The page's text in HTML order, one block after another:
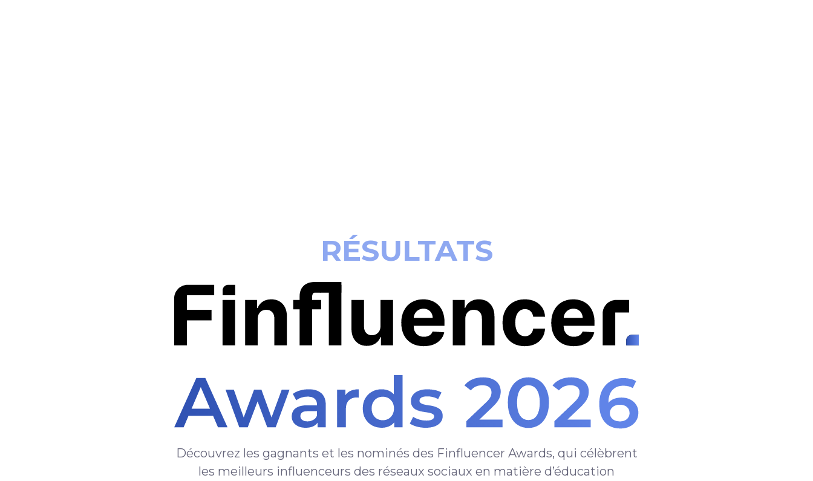
RÉSULTATS
Découvrez les gagnants et les nominés des Finfluencer Awards, qui célèbrent
les meilleurs influenceurs des réseaux sociaux en matière d’éducation